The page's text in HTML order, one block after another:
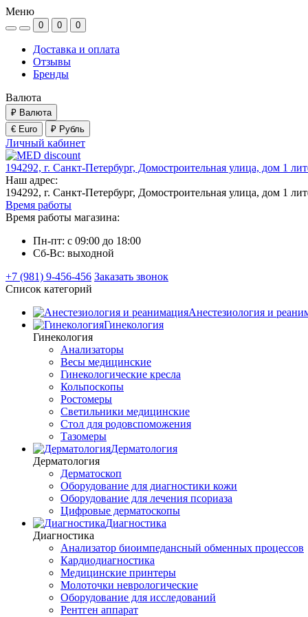
Меню
0 0 0
Доставка и оплата
Отзывы
Бренды
Валюта
₽ Валюта
€ Euro
₽ Рубль
Личный кабинет
194292, г. Санкт-Петербург, Домостроительная улица, дом 1
Наш адрес:
194292, г. Санкт-Петербург, Домостроительная улица, дом 1
Время работы
Время работы магазина:
Пн-пт: с 09:00 до 18:00
Сб-Вс: выходной
+7 (981) 9-456-456 Заказать звонок
Список категорий
Анестезиология и
Гинекология
Гинекология
Анализаторы
Весы медицинские
Гинекологические кресла
Кольпоскопы
Ростомеры
Светильники медицинские
Стол для родовспоможения
Тазомеры
Дерматология
Дерматология
Дерматоскоп
Оборудование для диагностики кожи
Оборудование для лечения псориаза
Цифровые дерматоскопы
Диагностика
Диагностика
Анализатор биоимпедансный обменных процессов
Кардиодиагностика
Медицинские принтеры
Молоточки неврологические
Оборудование для исследований
Рентген аппарат